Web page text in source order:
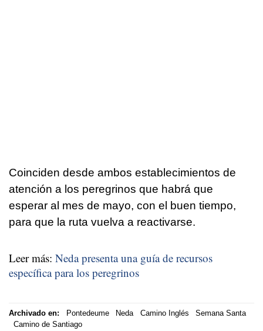
Coinciden desde ambos establecimientos de
atención a los peregrinos que habrá que
esperar al mes de mayo, con el buen tiempo,
para que la ruta vuelva a reactivarse.
Leer más: Neda presenta una guía de recursos
específica para los peregrinos
Archivado en: Pontedeume Neda Camino Inglés
Semana Santa
Camino de Santiago